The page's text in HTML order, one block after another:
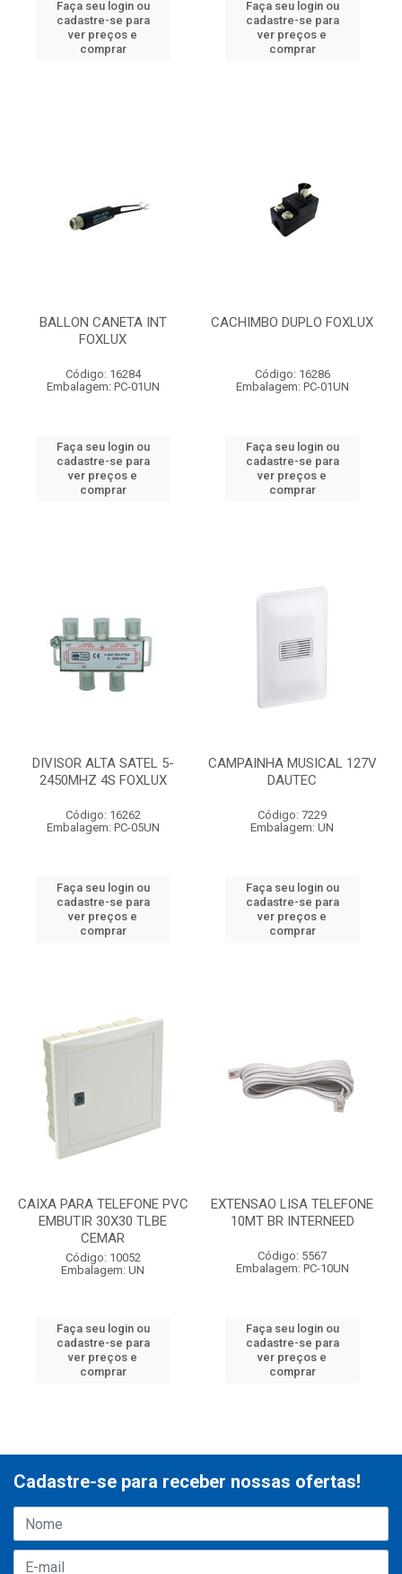
Faça seu login ou
cadastre-se para
ver preços e
comprar
Faça seu login ou
cadastre-se para
ver preços e
comprar
BALLON CANETA INT
FOXLUX
Código: 16284
Embalagem: PC-01UN
Faça seu login ou
cadastre-se para
ver preços e
comprar
CACHIMBO DUPLO FOXLUX
Código: 16286
Embalagem: PC-01UN
Faça seu login ou
cadastre-se para
ver preços e
comprar
DIVISOR ALTA SATEL 5-
2450MHZ 4S FOXLUX
Código: 16262
Embalagem: PC-05UN
Faça seu login ou
cadastre-se para
ver preços e
comprar
CAMPAINHA MUSICAL 127V
DAUTEC
Código: 7229
Embalagem: UN
Faça seu login ou
cadastre-se para
ver preços e
comprar
CAIXA PARA TELEFONE PVC
EMBUTIR 30X30 TLBE
CEMAR
Código: 10052
Embalagem: UN
Faça seu login ou
cadastre-se para
ver preços e
comprar
EXTENSAO LISA TELEFONE
10MT BR INTERNEED
Código: 5567
Embalagem: PC-10UN
Faça seu login ou
cadastre-se para
ver preços e
comprar
Cadastre-se para receber nossas ofertas!